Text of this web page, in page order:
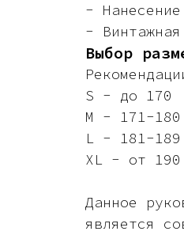
-
-
Выбор
S - до 170
M - 171-180
L - 181-189
XL - от 190
Данное
является